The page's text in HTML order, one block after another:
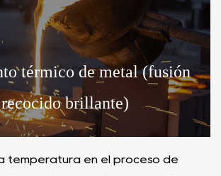
térmico de metal (fusión
brillante)
temperatura en el proceso de